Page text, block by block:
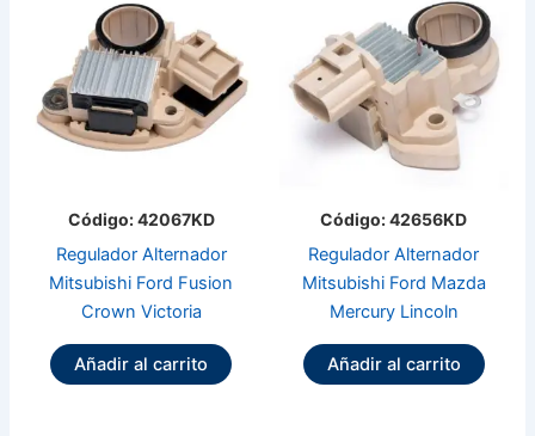
Código: 42067KD
Regulador Alternador
Mitsubishi Ford Fusion
Crown Victoria
Añadir al carrito
Código: 42656KD
Regulador Alternador
Mitsubishi Ford Mazda
Mercury Lincoln
Añadir al carrito